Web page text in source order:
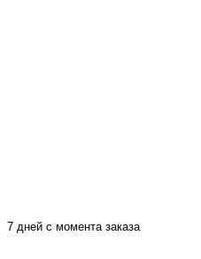
7 дней с момента заказа